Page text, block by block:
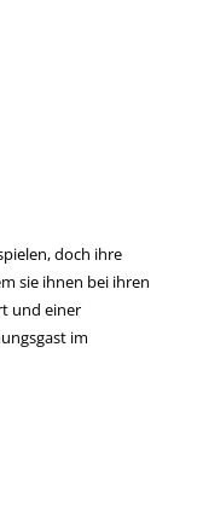
doch ihre
sie ihnen bei ihren
und einer
im